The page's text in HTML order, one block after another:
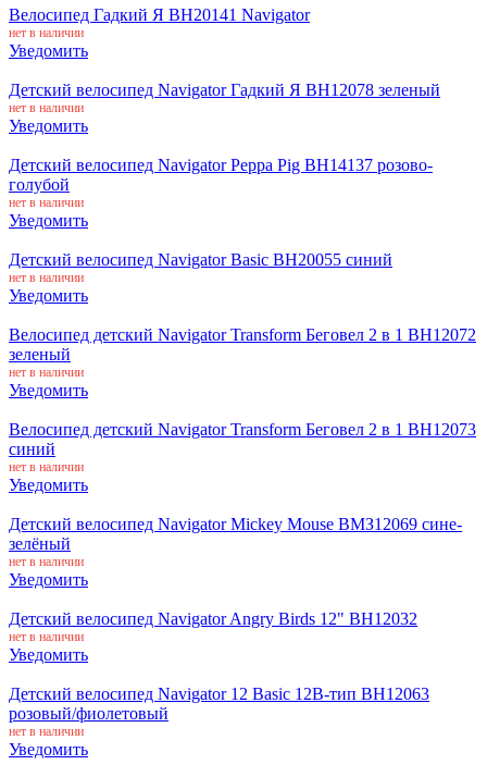
Велосипед Гадкий Я ВН20141 Navigator
нет в наличии
Уведомить
Детский велосипед Navigator Гадкий Я ВН12078 зеленый
нет в наличии
Уведомить
Детский велосипед Navigator Peppa Pig ВН14137 розово-
голубой
нет в наличии
Уведомить
Детский велосипед Navigator Basic ВН20055 синий
нет в наличии
Уведомить
Велосипед детский Navigator Transform Беговел 2 в 1 ВН12072
зеленый
нет в наличии
Уведомить
Велосипед детский Navigator Transform Беговел 2 в 1 ВН12073
синий
нет в наличии
Уведомить
Детский велосипед Navigator Mickey Mouse ВМЗ12069 сине-
зелёный
нет в наличии
Уведомить
Детский велосипед Navigator Angry Birds 12" ВН12032
нет в наличии
Уведомить
Детский велосипед Navigator 12 Basic 12B-тип ВН12063
розовый/фиолетовый
нет в наличии
Уведомить